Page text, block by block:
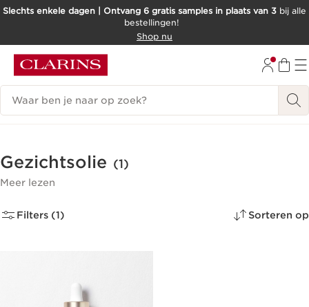
DOORGAAN NAAR INHOUD
Slechts enkele dagen | Ontvang 6 gratis samples in plaats van 3 bij alle
bestellingen!
Shop nu
Zoekgeschiedenis
Gezichtsolie (1)
Meer lezen
Filters (1) Sorteren op